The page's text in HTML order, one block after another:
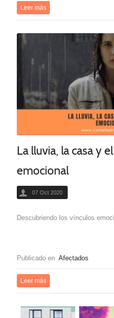
Leer más
La lluvia, la casa y
emocional
07 Oct 2020
Descubriendo los vínculos
Publicado en Afectados
Leer más